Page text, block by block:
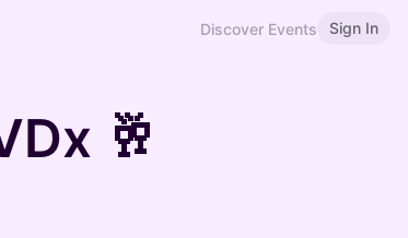
Discover Events Sign In
🥂